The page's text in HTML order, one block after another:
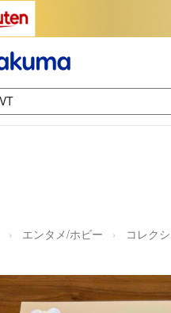
エンタメ/ホビー コレク